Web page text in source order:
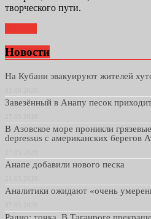
творческого пути.
Новости
На Кубани эвакуируют жителей
Завезённый в Анапу песок
В Азовское море проникли
depressus с американских берегов
Анапе добавили нового песка
Аналитики ожидают «очень